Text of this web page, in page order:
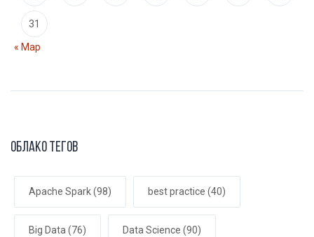
31
« Мар
Облако тегов
Apache Spark(98) best practice (40)
Big Data (76) Data Science (90)